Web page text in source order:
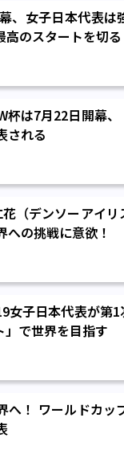
、女子日本代表
のスタートを切る
杯は7月22日開幕
される
花（デンソーアイ
の挑戦に意欲！
女子日本代表が第
」で世界を目指す
へ！ ワールドカ